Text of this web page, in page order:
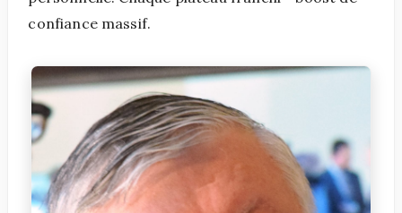
confiance massif.